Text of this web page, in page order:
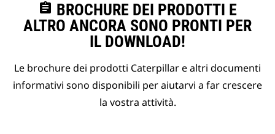
assignment BROCHURE DEI PRODOTTI E
ALTRO ANCORA SONO PRONTI PER
IL DOWNLOAD!
Le brochure dei prodotti Caterpillar e altri documenti
informativi sono disponibili per aiutarvi a far crescere
la vostra attività.